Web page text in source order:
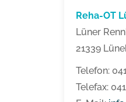
Reha-OT
Lüner
21339
Telefon:
Telefax: